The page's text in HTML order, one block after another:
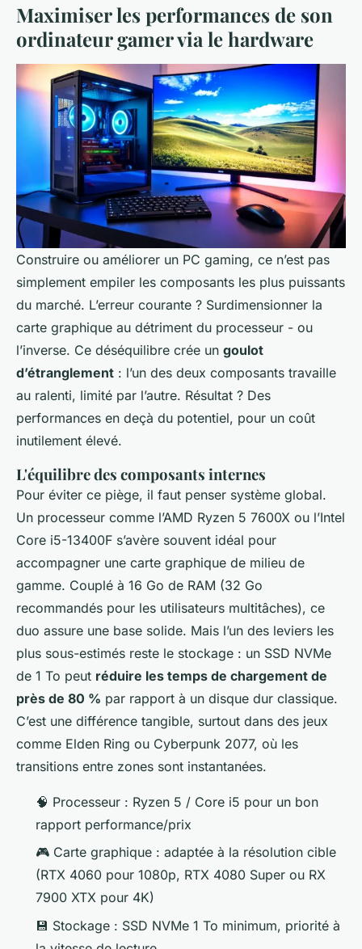
Maximiser les performances de son
ordinateur gamer via le hardware
Construire ou améliorer un PC gaming, ce n’est pas
simplement empiler les composants les plus puissants
du marché. L’erreur courante ? Surdimensionner la
carte graphique au détriment du processeur - ou
l’inverse. Ce déséquilibre crée un goulot
d’étranglement : l’un des deux composants travaille
au ralenti, limité par l’autre. Résultat ? Des
performances en deçà du potentiel, pour un coût
inutilement élevé.
L'équilibre des composants internes
Pour éviter ce piège, il faut penser système global.
Un processeur comme l’AMD Ryzen 5 7600X ou l’Intel
Core i5-13400F s’avère souvent idéal pour
accompagner une carte graphique de milieu de
gamme. Couplé à 16 Go de RAM (32 Go
recommandés pour les utilisateurs multitâches), ce
duo assure une base solide. Mais l’un des leviers les
plus sous-estimés reste le stockage : un SSD NVMe
de 1 To peut réduire les temps de chargement de
près de 80 % par rapport à un disque dur classique.
C’est une différence tangible, surtout dans des jeux
comme Elden Ring ou Cyberpunk 2077, où les
transitions entre zones sont instantanées.
🧠 Processeur : Ryzen 5 / Core i5 pour un bon
rapport performance/prix
🎮 Carte graphique : adaptée à la résolution cible
(RTX 4060 pour 1080p, RTX 4080 Super ou RX
7900 XTX pour 4K)
💾 Stockage : SSD NVMe 1 To minimum, priorité à